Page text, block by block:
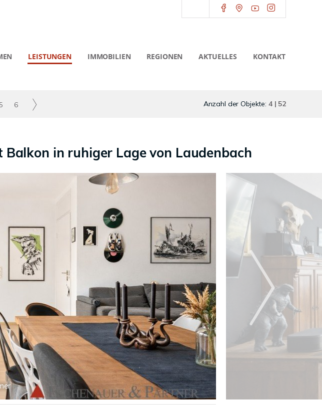
LEISTUNGEN IMMOBILIEN REGIONEN AKTUELLES KONTAKT
6 Anzahl der Objekte: 4 | 52
in ruhiger Lage von Laudenbach